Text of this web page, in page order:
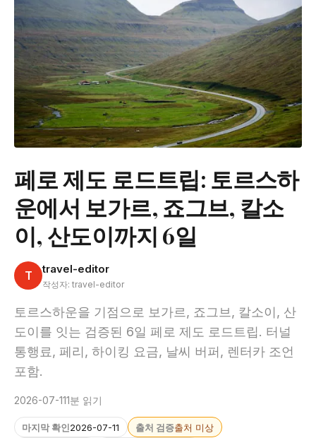
페로 제도 로드트립: 토르스하
운에서 보가르, 죠그브, 칼소
이, 산도이까지 6일
T travel-editor
작성자: travel-editor
토르스하운을 기점으로 보가르, 죠그브, 칼소이, 산
도이를 잇는 검증된 6일 페로 제도 로드트립. 터널
통행료, 페리, 하이킹 요금, 날씨 버퍼, 렌터카 조언
포함.
2026-07-111분 읽기
마지막 확인2026-07-11 출처 검증출처 미상